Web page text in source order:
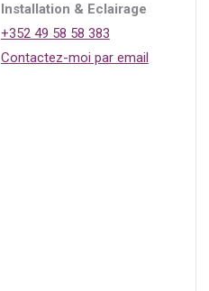
Installation & Eclairage
+352 49 58 58 383
Contactez-moi par email